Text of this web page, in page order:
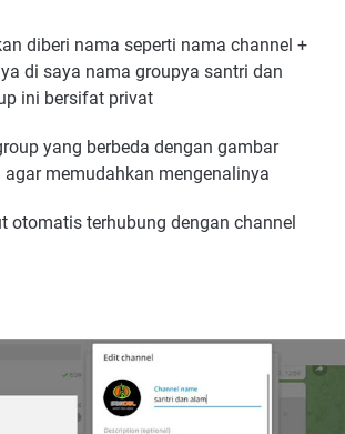
diberi nama seperti nama channel +
di saya nama groupya santri dan
ini bersifat privat
yang berbeda dengan gambar
agar memudahkan mengenalinya
otomatis terhubung dengan channel